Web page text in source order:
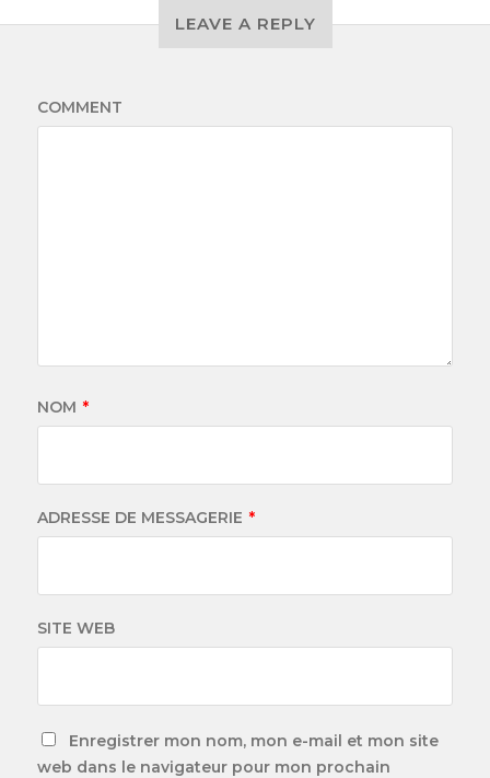
LEAVE A REPLY
COMMENT
NOM *
ADRESSE DE MESSAGERIE *
SITE WEB
Enregistrer mon nom, mon e-mail et mon site
web dans le navigateur pour mon prochain